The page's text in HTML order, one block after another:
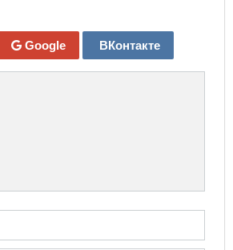
Google ВКонтакте